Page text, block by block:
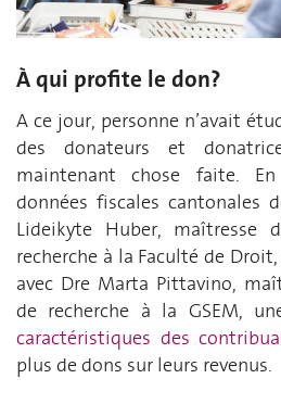
À qui profite le don?
A ce jour, personne n’avait
des donateurs et
maintenant chose faite.
données fiscales cantonales
Lideikyte Huber, maîtresse
recherche à la Faculté de
avec Dre Marta Pittavino,
de recherche à la GSEM,
caractéristiques des
plus de dons sur leurs revenus.